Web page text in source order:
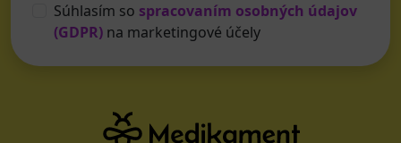
Súhlasím so spracovaním osobných údajov
(GDPR) na marketingové účely